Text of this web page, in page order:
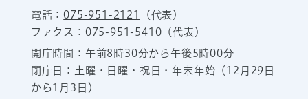
電話：075-951-2121
（代表）
ファクス：075-951-5410（代表）
開庁時間：午前8時30分から午後5時00分
閉庁日：土曜・日曜・祝日・年末年始（12月29日
から1月3日）